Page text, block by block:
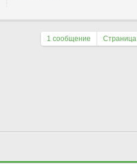
1 сообщение Страница